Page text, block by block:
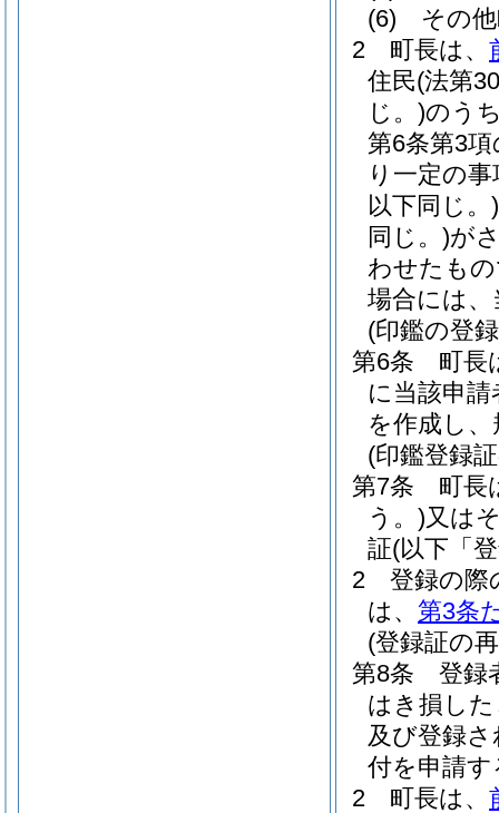
(6)
その
2
町長は、
住民(法第
じ。)のう
第6条第3
り一定の
以下同じ。)
同じ。)が
わせたも
場合には
(印鑑の登
第6条
町長
に当該申
を作成し
(印鑑登録
第7条
町長
う。)又は
証(以下「
2
登録の際
は、 第3条
(登録証の
第8条
登録
はき損し
及び登録
付を申請
2
町長は、